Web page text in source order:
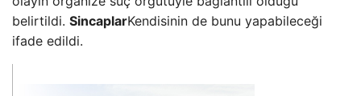
belirtildi. SincaplarKendisinin de bunu yapabileceği
ifade edildi.